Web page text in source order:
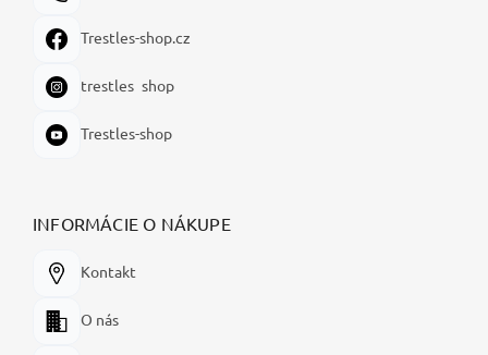
Trestles-shop.cz
trestles_shop
Trestles-shop
INFORMÁCIE O NÁKUPE
Kontakt
O nás